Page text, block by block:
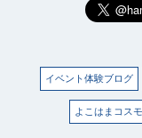
イベント体験ブログ
よこはまコス